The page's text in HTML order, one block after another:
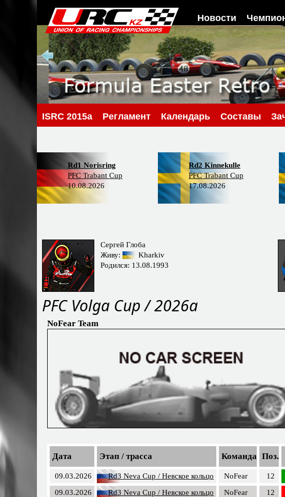
Новости
ISRC 2015a Регламент Календарь Составы
Rd1 Norisring
PFC Trabant Cup
10.08.2026
Rd2 Kinnekulle
PFC Trabant Cup
17.08.2026
Сергей Глоба
Живу:
Kharkiv
Родился: 13.08.1993
PFС Volga Cup / 2026a
NoFear Team
Дата Этап / трасса Команда Поз.
09.03.2026 Rd3 Neva Cup / Невское кольцо NoFear 12
09.03.2026
Rd3 Neva Cup / Невское кольцо NoFear 12